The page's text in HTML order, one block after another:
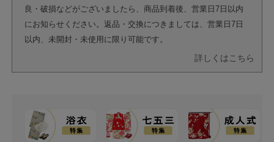
良・破損などがございましたら、商品到着後、営業日7日以内
にお知らせください。返品・交換につきましては、営業日7日
以内、未開封・未使用に限り可能です。
詳しくはこちら